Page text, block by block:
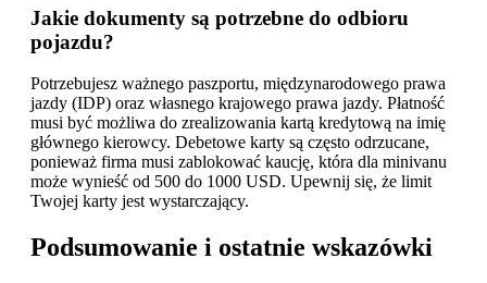
Jakie dokumenty są potrzebne do odbioru
pojazdu?
Potrzebujesz ważnego paszportu, międzynarodowego prawa
jazdy (IDP) oraz własnego krajowego prawa jazdy. Płatność
musi być możliwa do zrealizowania kartą kredytową na imię
głównego kierowcy. Debetowe karty są często odrzucane,
ponieważ firma musi zablokować kaucję, która dla minivanu
może wynieść od 500 do 1000 USD. Upewnij się, że limit
Twojej karty jest wystarczający.
Podsumowanie i ostatnie wskazówki